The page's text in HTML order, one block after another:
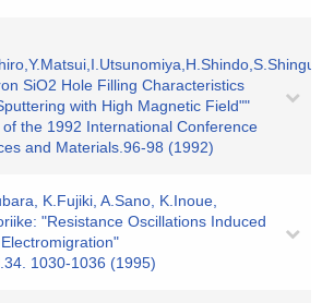
SiO2 Hole Filling Characteristics
with High Magnetic Field""
the 1992 International Conference
and Materials.96-98 (1992)
K.Fujiki, A.Sano, K.Inoue,
"Resistance Oscillations Induced
1030-1036 (1995)